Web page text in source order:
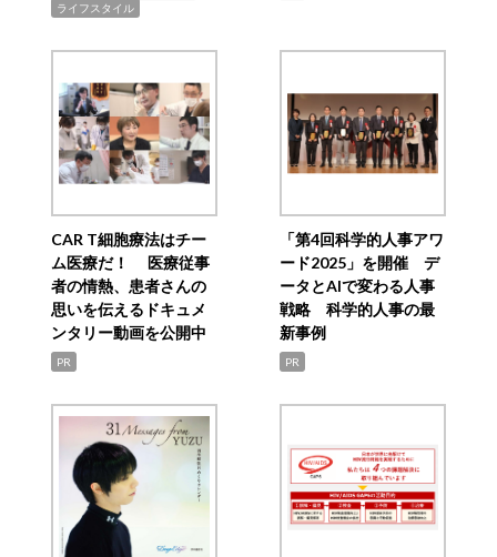
ライフスタイル
CAR T細胞療法はチー
ム医療だ！ 医療従事
者の情熱、患者さんの
思いを伝えるドキュメ
ンタリー動画を公開中
PR
「第4回科学的人事アワ
ード2025」を開催 デ
ータとAIで変わる人事
戦略 科学的人事の最
新事例
PR